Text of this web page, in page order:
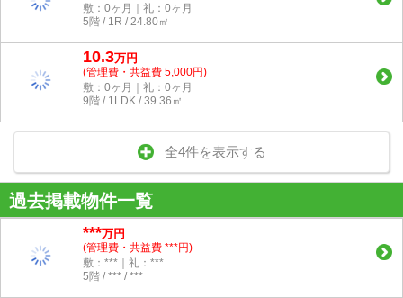
敷：0ヶ月｜礼：0ヶ月
5階 / 1R / 24.80㎡
10.3万円
(管理費・共益費 5,000円)
敷：0ヶ月｜礼：0ヶ月
9階 / 1LDK / 39.36㎡
全4件を表示する
過去掲載物件一覧
***万円
(管理費・共益費 ***円)
敷：***｜礼：***
5階 / *** / ***